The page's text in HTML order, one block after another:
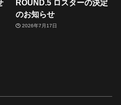
ROUND.5 ロスターの決定
のお知らせ
2026年7月17日